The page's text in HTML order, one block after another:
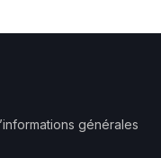
générales